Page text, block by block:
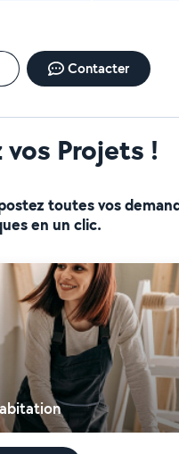
Contacter
vos Projets !
toutes vos
en un clic.